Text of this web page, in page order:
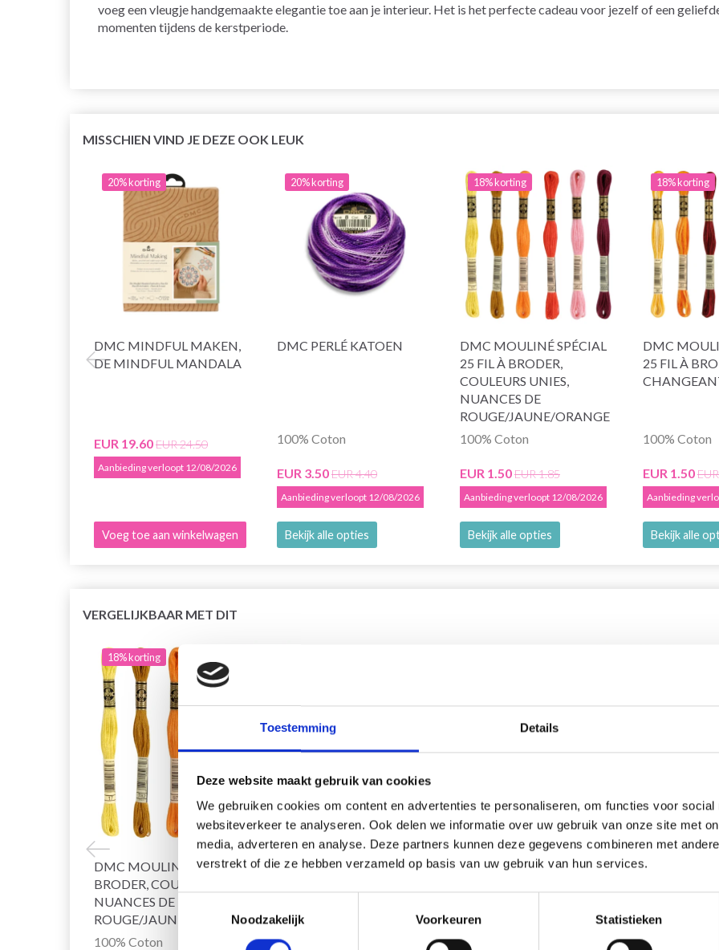
Toestemming Details
Deze website maakt gebruik van cookies
We gebruiken cookies om content en advertenties te personaliseren, om functies voor social
websiteverkeer te analyseren. Ook delen we informatie over uw gebruik van onze site met
media, adverteren en analyse. Deze partners kunnen deze gegevens combineren met
verstrekt of die ze hebben verzameld op basis van uw gebruik van hun services.
Noodzakelijk
Voorkeuren Statistieken
voeg een vleugje handgemaakte elegantie toe aan je interieur. Het is het perfecte cadeau voor jezelf of een
momenten tijdens de kerstperiode.
MISSCHIEN VIND JE DEZE OOK LEUK
20% korting
DMC MINDFUL MAKEN,
DE MINDFUL MANDALA
EUR 19.60EUR 24.50
Aanbieding verloopt 12/08/2026
Voeg toe aan winkelwagen
20% korting
DMC PERLÉ KATOEN
100% Coton
EUR 3.50EUR 4.40
Aanbieding verloopt 12/08/2026
Bekijk alle opties
18% korting
DMC MOULINÉ SPÉCIAL
25 FIL À BRODER,
COULEURS UNIES,
NUANCES DE
ROUGE/JAUNE/ORANGE
100% Coton
EUR 1.50EUR 1.85
Aanbieding verloopt 12/08/2026
Bekijk alle opties
18% korting
DMC
25 FIL À
100% Coton
EUR 1.50
Aanbieding
Bekijk alle
VERGELIJKBAAR MET DIT
18% korting
DMC MOULINÉ SPÉCIAL 25 FIL À
BRODER, COULEURS UNIES,
NUANCES DE
ROUGE/JAUNE/ORANGE
100% Coton
HOBBYARTS CERCLE À BRODER
DMC MOULINÉ SPÉCIAL 25
100% Coton